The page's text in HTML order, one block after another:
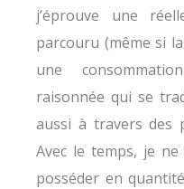
j’éprouve une
parcouru (même si
une
raisonnée qui se
aussi à travers des
Avec le temps, je
posséder en